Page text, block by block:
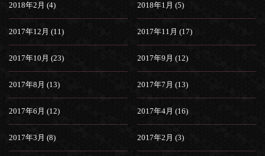
2018年2月 (4) 2018年1月 (5)
2017年12月 (11) 2017年11月 (17)
2017年10月 (23) 2017年9月 (12)
2017年8月 (13) 2017年7月 (13)
2017年6月 (12) 2017年4月 (16)
2017年3月 (8) 2017年2月 (3)